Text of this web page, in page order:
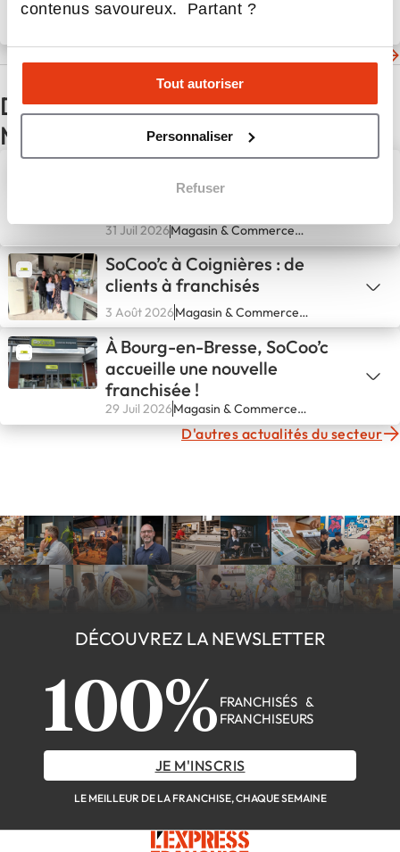
contenus savoureux. Partant ?
Tout autoriser
Personnaliser
Refuser
d’innovation et de respect du
d'entrepreneurs
D'autres actualités du secteur
Magasin & Commerce spécialisé
développement avec
magasin à Solliès-Pont
31 Juil 2026Magasin & Commerce
spécialisé
SoCoo’c à Coignières : de
clients à franchisés
3 Août 2026Magasin & Commerce
spécialisé
À Bourg-en-Bresse, SoCoo’c
accueille une nouvelle
franchisée !
29 Juil 2026Magasin & Commerce
spécialisé
D'autres actualités du secteur
DÉCOUVREZ LA NEWSLETTER
100% FRANCHISÉS &
FRANCHISEURS
JE M'INSCRIS
LE MEILLEUR DE LA FRANCHISE, CHAQUE SEMAINE